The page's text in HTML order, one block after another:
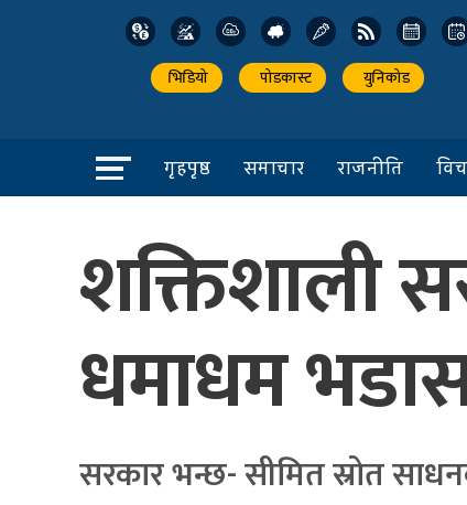
भिडियो पोडकास्ट युनिकोड
गृहपृष्ठ समाचार राजनीति
शक्तिशाली
धमाधम
सरकार भन्छ- सीमित स्रोत